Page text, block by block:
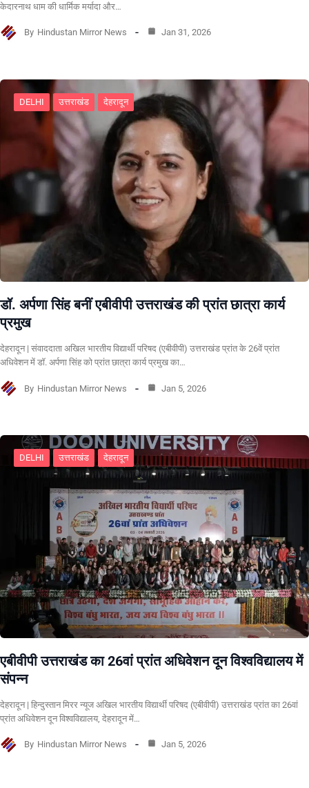
केदारनाथ धाम की धार्मिक मर्यादा और…
By Hindustan Mirror News Jan 31, 2026
DELHI उत्तराखंड देहरादून
डॉ. अर्पणा सिंह बनीं एबीवीपी उत्तराखंड की प्रांत छात्रा कार्य
प्रमुख
देहरादून | संवाददाता अखिल भारतीय विद्यार्थी परिषद (एबीवीपी) उत्तराखंड प्रांत के 26वें प्रांत
अधिवेशन में डॉ. अर्पणा सिंह को प्रांत छात्रा कार्य प्रमुख का…
By Hindustan Mirror News Jan 5, 2026
DELHI उत्तराखंड देहरादून
एबीवीपी उत्तराखंड का 26वां प्रांत अधिवेशन दून विश्वविद्यालय में
संपन्न
देहरादून | हिन्दुस्तान मिरर न्यूज अखिल भारतीय विद्यार्थी परिषद (एबीवीपी) उत्तराखंड प्रांत का 26वां
प्रांत अधिवेशन दून विश्वविद्यालय, देहरादून में…
By Hindustan Mirror News Jan 5, 2026